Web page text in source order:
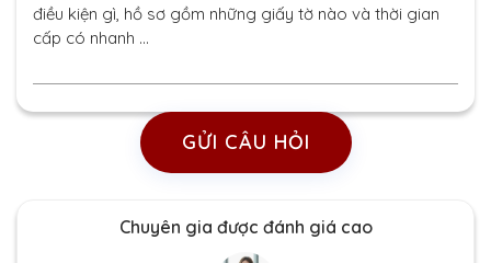
điều kiện gì, hồ sơ gồm những giấy tờ nào và thời gian
cấp có nhanh …
GỬI CÂU HỎI
Chuyên gia được đánh giá cao